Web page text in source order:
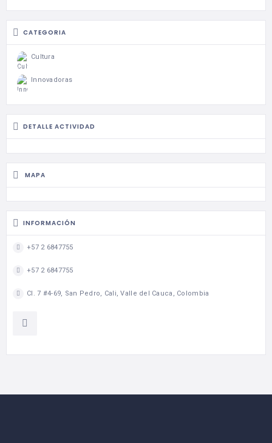
CATEGORIA
Cultura
Innovadoras
DETALLE ACTIVIDAD
MAPA
INFORMACIÓN
+57 2 6847755
+57 2 6847755
Cl. 7 #4-69, San Pedro, Cali, Valle del Cauca, Colombia